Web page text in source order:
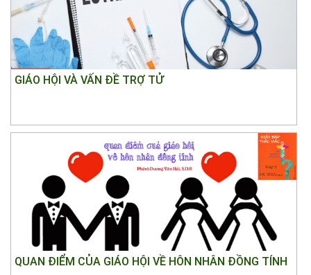
GIÁO HỘI VÀ VẤN ĐỀ TRỢ TỬ
QUAN ĐIỂM CỦA GIÁO HỘI VỀ HÔN NHÂN ĐỒNG TÍNH